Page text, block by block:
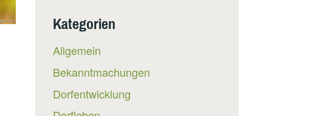
Kategorien
Allgemein
Bekanntmachungen
Dorfentwicklung